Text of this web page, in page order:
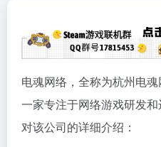
电魂网络，全称为杭州电
一家专注于网络游戏研发
对该公司的详细介绍：